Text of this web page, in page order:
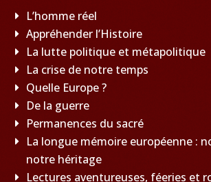
L’homme réel
Appréhender l’Histoire
La lutte politique et métapolitique
La crise de notre temps
Quelle Europe ?
De la guerre
Permanences du sacré
La longue mémoire européenne :
notre héritage
Lectures aventureuses, féeries et